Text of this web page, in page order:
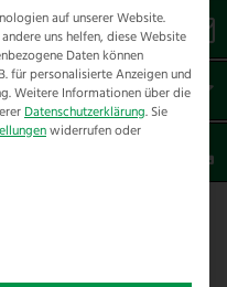
in
in
wurden
auf unserer Website.
uns helfen, diese Website
Daten können
für personalisierte Anzeigen und
Weitere Informationen über die
Datenschutzerklärung. Sie
widerrufen oder
Gruppen, für die eine